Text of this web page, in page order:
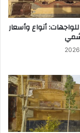
أنواع وأسعار